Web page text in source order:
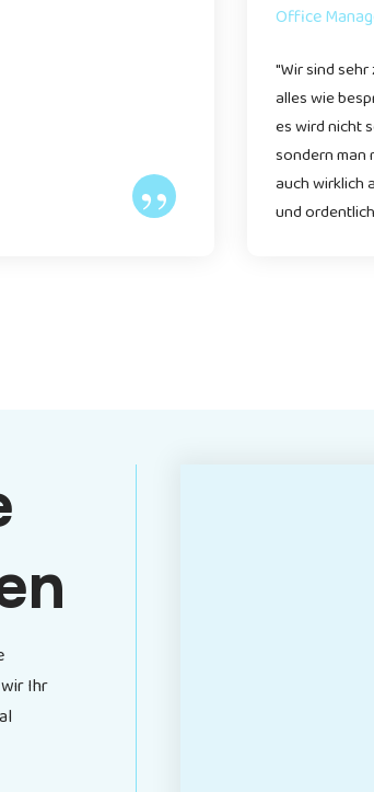
”
Office
"Wir sind
alles wie
es wird nicht
sondern man
auch wirklich
und
Ihr